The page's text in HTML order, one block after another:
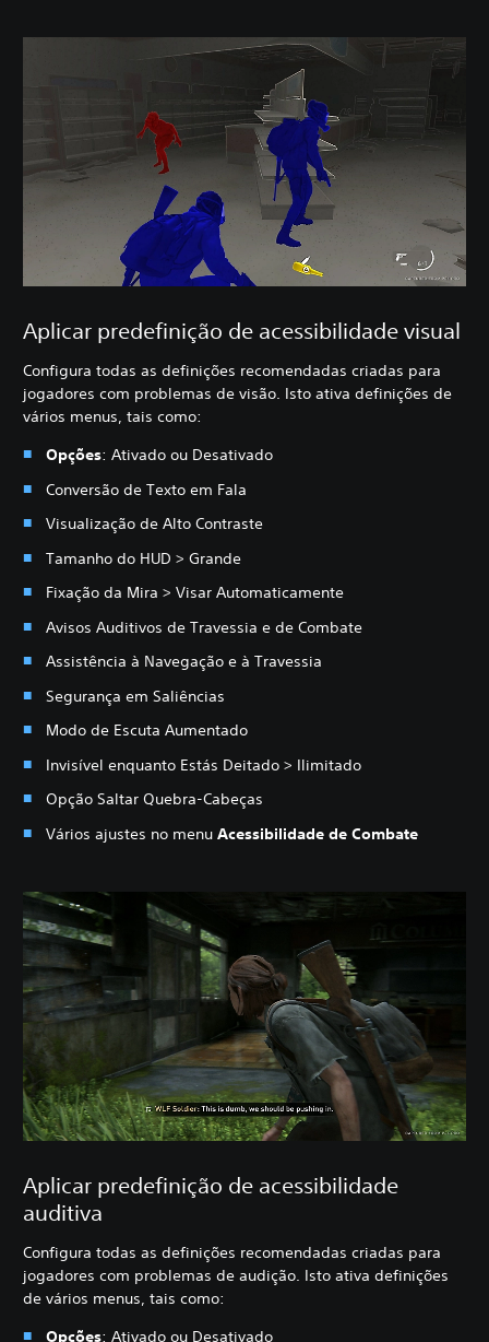
Aplicar predefinição de acessibilidade visual
Configura todas as definições recomendadas criadas para
jogadores com problemas de visão. Isto ativa definições de
vários menus, tais como:
Opções: Ativado ou Desativado
Conversão de Texto em Fala
Visualização de Alto Contraste
Tamanho do HUD > Grande
Fixação da Mira > Visar Automaticamente
Avisos Auditivos de Travessia e de Combate
Assistência à Navegação e à Travessia
Segurança em Saliências
Modo de Escuta Aumentado
Invisível enquanto Estás Deitado > Ilimitado
Opção Saltar Quebra-Cabeças
Vários ajustes no menu Acessibilidade de Combate
Aplicar predefinição de acessibilidade
auditiva
Configura todas as definições recomendadas criadas para
jogadores com problemas de audição. Isto ativa definições
de vários menus, tais como:
Opções: Ativado ou Desativado